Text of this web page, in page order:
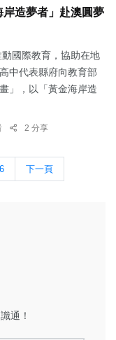
造夢者」赴澳圓夢
動國際教育，協助在地
中代表縣府向教育部
」，以「黃金海岸造
2 分享
6 下一頁
通！